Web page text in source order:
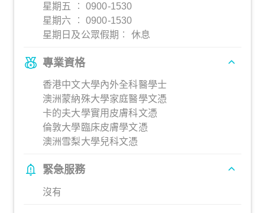
星期五 ︰ 0900-1530
星期六 ︰ 0900-1530
星期日及公眾假期︰ 休息
專業資格
香港中文大學內外全科醫學士
澳洲蒙納殊大學家庭醫學文憑
卡的夫大學實用皮膚科文憑
倫敦大學臨床皮膚學文憑
澳洲雪梨大學兒科文憑
緊急服務
沒有